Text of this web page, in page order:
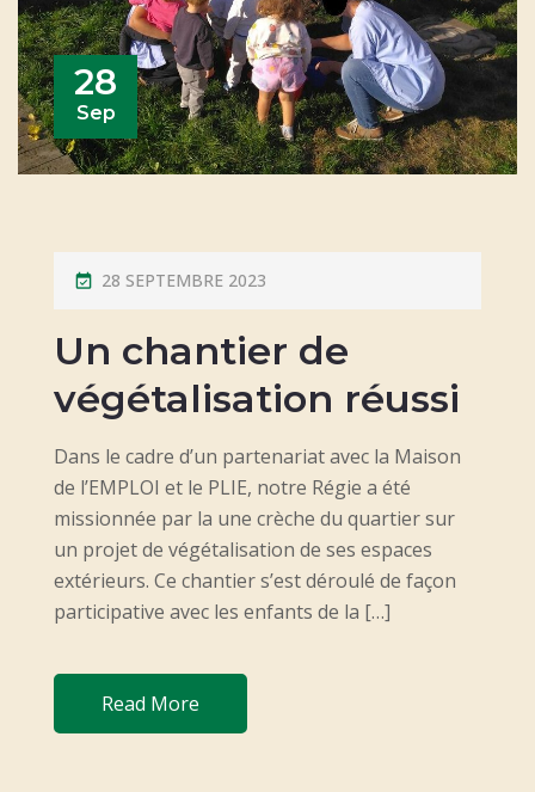
28
Sep
P
O
S
E
D
O
N
28 SEPTEMBRE 2023
Un chantier de
végétalisation réussi
Dans le cadre d’un partenariat avec la Maison
de l’EMPLOI et le PLIE, notre Régie a été
missionnée par la une crèche du quartier sur
un projet de végétalisation de ses espaces
extérieurs. Ce chantier s’est déroulé de façon
participative avec les enfants de la […]
Read More